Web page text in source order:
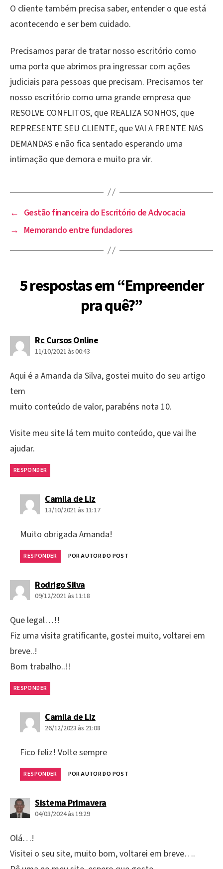
O cliente também precisa saber, entender o que está
acontecendo e ser bem cuidado.
Precisamos parar de tratar nosso escritório como
uma porta que abrimos pra ingressar com ações
judiciais para pessoas que precisam. Precisamos ter
nosso escritório como uma grande empresa que
RESOLVE CONFLITOS, que REALIZA SONHOS, que
REPRESENTE SEU CLIENTE, que VAI A FRENTE NAS
DEMANDAS e não fica sentado esperando uma
intimação que demora e muito pra vir.
← Gestão financeira do Escritório de Advocacia
→ Memorando entre fundadores
5 respostas em “Empreender
pra quê?”
Rc Cursos Onlinediz:
11/10/2021 às 00:43
Aqui é a Amanda da Silva, gostei muito do seu artigo
tem
muito conteúdo de valor, parabéns nota 10.
Visite meu site lá tem muito conteúdo, que vai lhe
ajudar.
RESPONDER
Camila de Lizdiz:
13/10/2021 às 11:17
Muito obrigada Amanda!
RESPONDER POR AUTOR DO POST
Rodrigo Silvadiz:
09/12/2021 às 11:18
Que legal…!!
Fiz uma visita gratificante, gostei muito, voltarei em
breve..!
Bom trabalho..!!
RESPONDER
Camila de Lizdiz:
26/12/2023 às 21:08
Fico feliz! Volte sempre
RESPONDER POR AUTOR DO POST
Sistema Primaveradiz:
04/03/2024 às 19:29
Olá…!
Visitei o seu site, muito bom, voltarei em breve….